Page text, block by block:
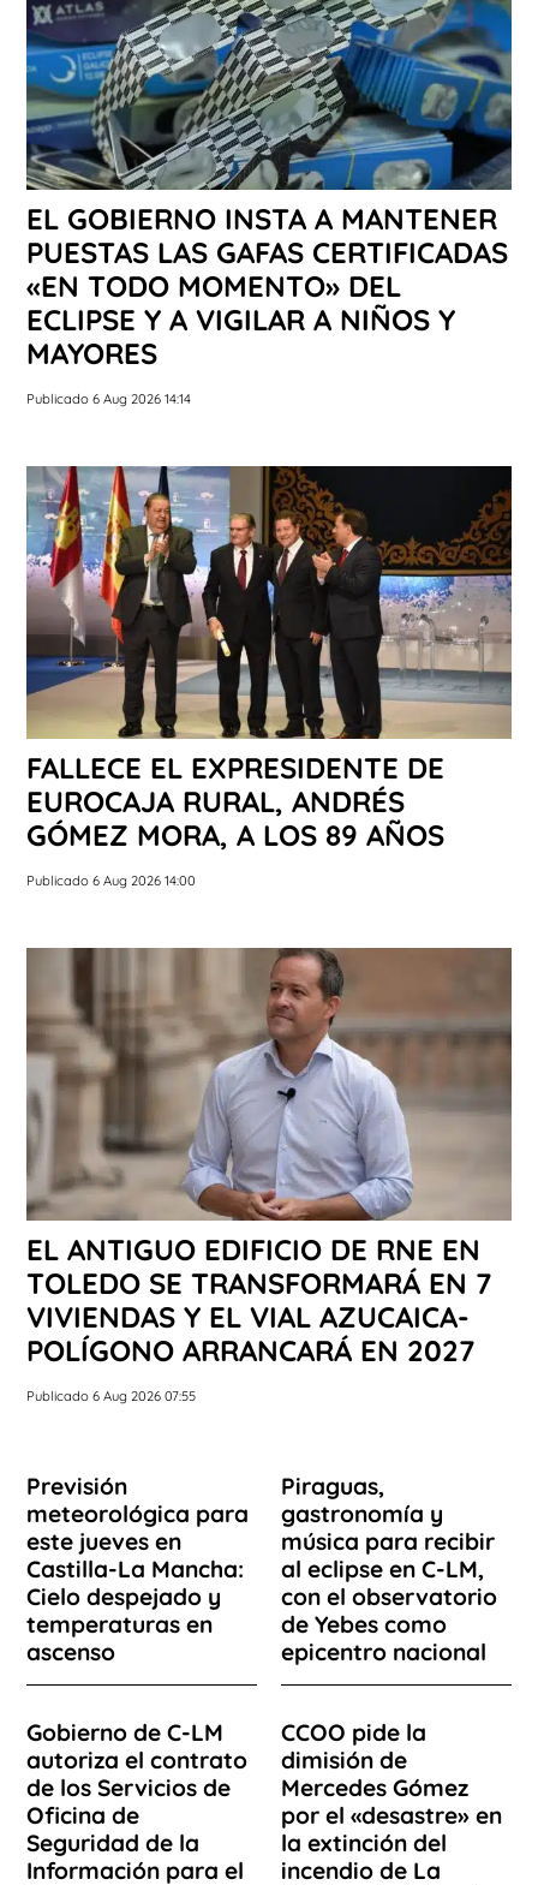
EL GOBIERNO INSTA A MANTENER
PUESTAS LAS GAFAS CERTIFICADAS
«EN TODO MOMENTO» DEL
ECLIPSE Y A VIGILAR A NIÑOS Y
MAYORES
Publicado 6 Aug 2026 14:14
FALLECE EL EXPRESIDENTE DE
EUROCAJA RURAL, ANDRÉS
GÓMEZ MORA, A LOS 89 AÑOS
Publicado 6 Aug 2026 14:00
EL ANTIGUO EDIFICIO DE RNE EN
TOLEDO SE TRANSFORMARÁ EN 7
VIVIENDAS Y EL VIAL AZUCAICA-
POLÍGONO ARRANCARÁ EN 2027
Publicado 6 Aug 2026 07:55
Previsión
meteorológica para
este jueves en
Castilla-La Mancha:
Cielo despejado y
temperaturas en
ascenso
Piraguas,
gastronomía y
música para recibir
al eclipse en C-LM,
con el observatorio
de Yebes como
epicentro nacional
Gobierno de C-LM
autoriza el contrato
de los Servicios de
Oficina de
Seguridad de la
Información para el
CCOO pide la
dimisión de
Mercedes Gómez
por el «desastre» en
la extinción del
incendio de La